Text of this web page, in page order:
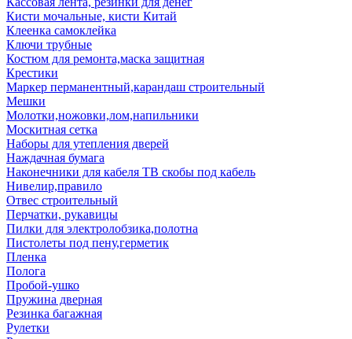
Кисти мочальные, кисти Китай
Клеенка самоклейка
Ключи трубные
Костюм для ремонта,маска защитная
Крестики
Маркер перманентный,карандаш строительный
Мешки
Молотки,ножовки,лом,напильники
Москитная сетка
Наборы для утепления дверей
Наждачная бумага
Наконечники для кабеля ТВ скобы под кабель
Нивелир,правило
Отвес строительный
Перчатки, рукавицы
Пилки для электролобзика,полотна
Пистолеты под пену,герметик
Пленка
Полога
Пробой-ушко
Пружина дверная
Резинка багажная
Рулетки